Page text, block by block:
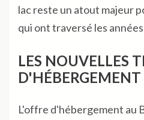
lac reste un atout majeur
qui ont traversé les
LES NOUVELLES
D'HÉBERGEMENT
L'offre d'hébergement au